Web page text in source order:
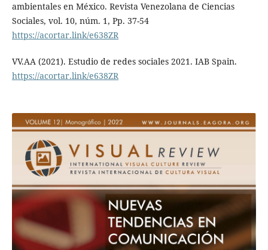
ambientales en México. Revista Venezolana de Ciencias
Sociales, vol. 10, núm. 1, Pp. 37-54
https://acortar.link/e638ZR
VV.AA (2021). Estudio de redes sociales 2021. IAB Spain.
https://acortar.link/e638ZR